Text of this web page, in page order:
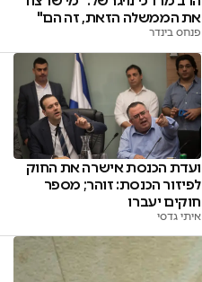
את הממשלה הזאת, זה הם"
פנחס בינדר
ועדת הכנסת אישרה את החוק
לפיזור הכנסת: זוהר; מספר
חוקים יעברו
איתי גדסי